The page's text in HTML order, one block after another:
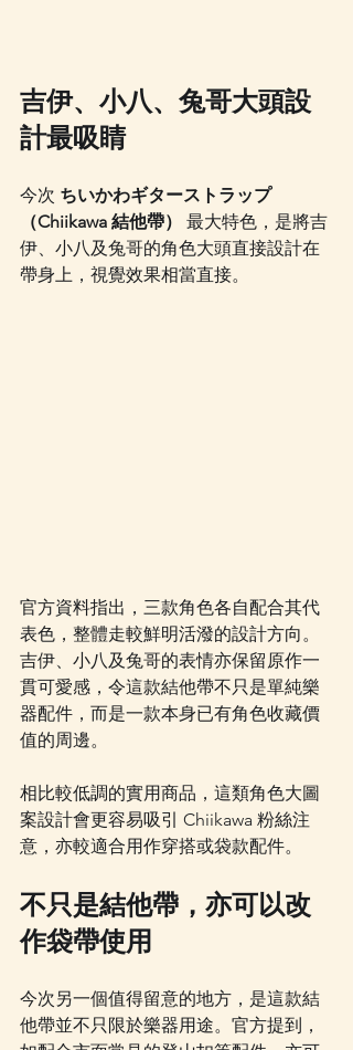
吉伊、小八、兔哥大頭設
計最吸睛
今次 ちいかわギターストラップ
（Chiikawa 結他帶）
最大特色，是將吉
伊、小八及兔哥的角色大頭直接設計在
帶身上，視覺效果相當直接。
官方資料指出，三款角色各自配合其代
表色，整體走較鮮明活潑的設計方向。
吉伊、小八及兔哥的表情亦保留原作一
貫可愛感，令這款結他帶不只是單純樂
器配件，而是一款本身已有角色收藏價
值的周邊。
相比較低調的實用商品，這類角色大圖
案設計會更容易吸引 Chiikawa 粉絲注
意，亦較適合用作穿搭或袋款配件。
不只是結他帶，亦可以改
作袋帶使用
今次另一個值得留意的地方，是這款結
他帶並不只限於樂器用途。官方提到，